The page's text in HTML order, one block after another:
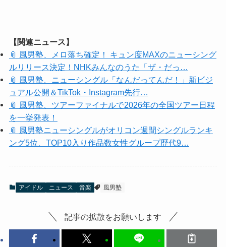
【関連ニュース】
📎 風男塾、メロ落ち確定！ キュン度MAXのニューシング
ルリリース決定！NHKみんなのうた「ザ・だっ…
📎 風男塾、ニューシングル「なんだってんだ！」新ビジ
ュアル公開＆TikTok・Instagram先行…
📎 風男塾、ツアーファイナルで2026年の全国ツアー日程
を一挙発表！
📎 風男塾ニューシングルがオリコン週間シングルランキ
ング5位、TOP10入り作品数女性グループ歴代9…
アイドル ニュース 音楽 風男塾
記事の拡散をお願いします